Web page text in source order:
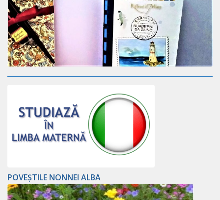
POVEȘTILE NONNEI ALBA